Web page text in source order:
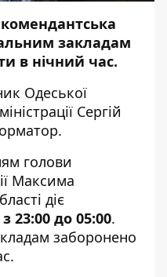
комендантська
закладам
в нічний час.
Одеської
Сергій
.
голови
Максима
діє
з 23:00 до 05:00.
заборонено